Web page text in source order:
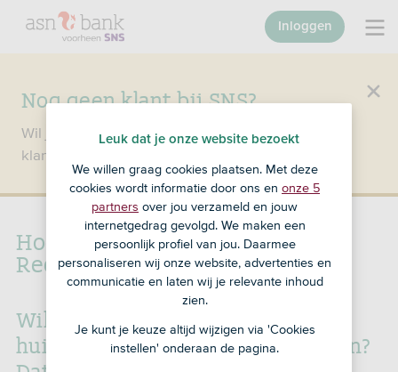
Nog geen klant bij SNS?
Wil je een product openen en ben je nog geen
klant bij SNS?
Inloggen
Hoe wijzig ik mijn ASN
Rechtsbijstandverzekering?
Wil je de samenstelling van je
huishouden of je dekking wijzigen?
Leuk dat je onze website bezoekt
We willen graag cookies plaatsen. Met deze
cookies wordt informatie door ons en onze 5
partners over jou verzameld en jouw
internetgedrag gevolgd. We maken een
persoonlijk profiel van jou. Daarmee
personaliseren wij onze website, advertenties en
communicatie en laten wij je relevante inhoud
zien.
Je kunt je keuze altijd wijzigen via 'Cookies
instellen' onderaan de pagina.